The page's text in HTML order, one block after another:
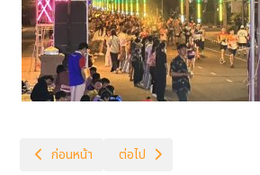
เนื้อหาก่อนหน้า: ผอ. ร่วมงานกีฬา อบต.ห้วยราช
ก่อนหน้า เนื้อหาถัดไป: ผอ.เขต สาม.บ
ต่อไป